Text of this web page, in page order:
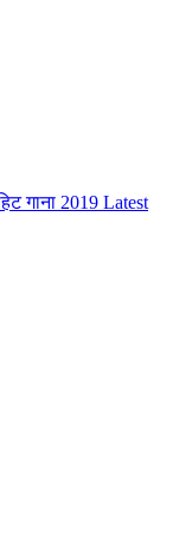
गाना 2019 Latest